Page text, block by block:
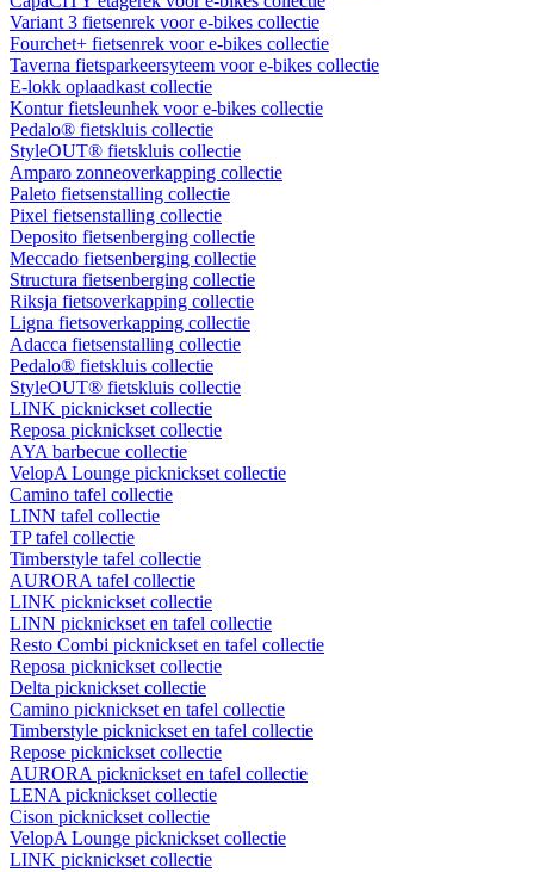
Variant 3 fietsenrek voor e-bikes collectie
Fourchet+ fietsenrek voor e-bikes collectie
Taverna fietsparkeersyteem voor e-bikes collectie
E-lokk oplaadkast collectie
Kontur fietsleunhek voor e-bikes collectie
Pedalo® fietskluis collectie
StyleOUT® fietskluis collectie
Amparo zonneoverkapping collectie
Paleto fietsenstalling collectie
Pixel fietsenstalling collectie
Deposito fietsenberging collectie
Meccado fietsenberging collectie
Structura fietsenberging collectie
Riksja fietsoverkapping collectie
Ligna fietsoverkapping collectie
Adacca fietsenstalling collectie
Pedalo® fietskluis collectie
StyleOUT® fietskluis collectie
LINK picknickset collectie
Reposa picknickset collectie
AYA barbecue collectie
VelopA Lounge picknickset collectie
Camino tafel collectie
LINN tafel collectie
TP tafel collectie
Timberstyle tafel collectie
AURORA tafel collectie
LINK picknickset collectie
LINN picknickset en tafel collectie
Resto Combi picknickset en tafel collectie
Reposa picknickset collectie
Delta picknickset collectie
Camino picknickset en tafel collectie
Timberstyle picknickset en tafel collectie
Repose picknickset collectie
AURORA picknickset en tafel collectie
LENA picknickset collectie
Cison picknickset collectie
VelopA Lounge picknickset collectie
LINK picknickset collectie